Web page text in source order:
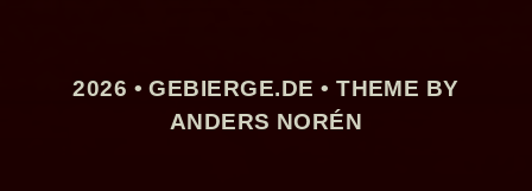
2026 •GEBIERGE.DE • THEME BY
ANDERS NORÉN